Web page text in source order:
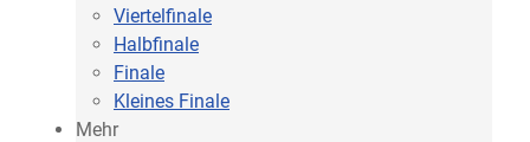
Viertelfinale
Halbfinale
Finale
Kleines Finale
Mehr